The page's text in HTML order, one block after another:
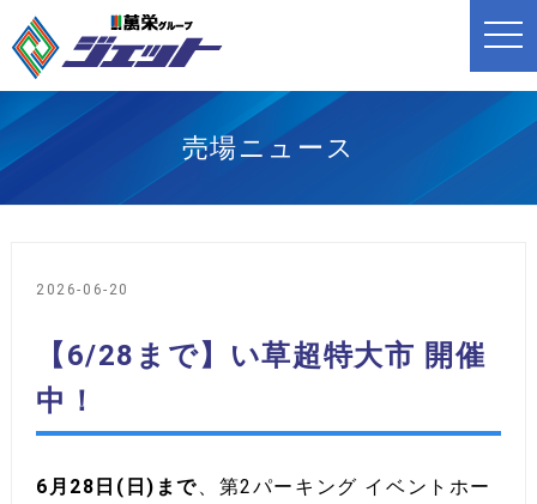
t
o
n
g
売場ニュース
2026-06-20
【6/28まで】い草超特大市 開催
中！
6月28日(日)まで、第2パーキング イベントホー